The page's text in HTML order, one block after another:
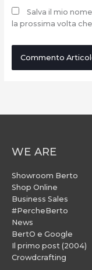
Salva il mio
la prossima volta
WE ARE
Showroom Berto
Shop Online
Business Sales
#PercheBerto
News
BertO e Google
Il primo post (2004)
Crowdcrafting